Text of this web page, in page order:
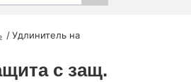
Удлинитель на
с защ.